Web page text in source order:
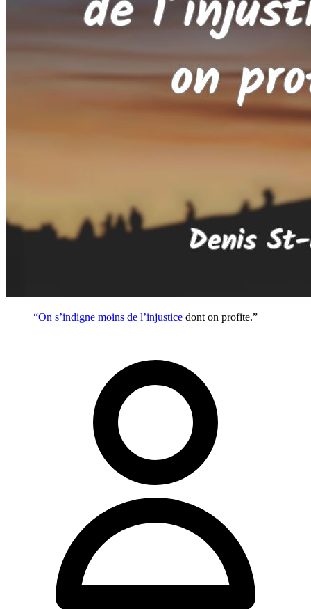
“On s’indigne moins de l’injustice dont on profite.”